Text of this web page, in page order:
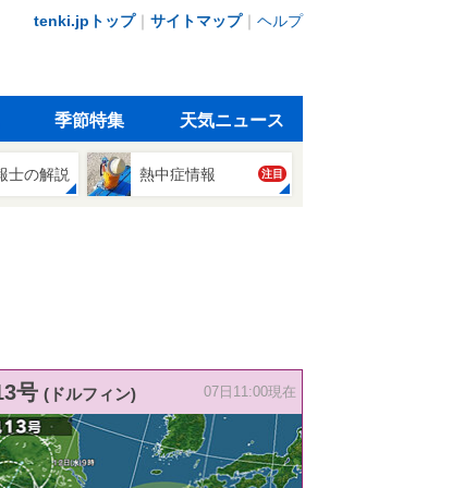
tenki.jpトップ｜ サイトマップ｜ ヘルプ
季節特集 天気ニュース
士の解説 熱中症情報 注目
号 (ドルフィン) 07日11:00現在